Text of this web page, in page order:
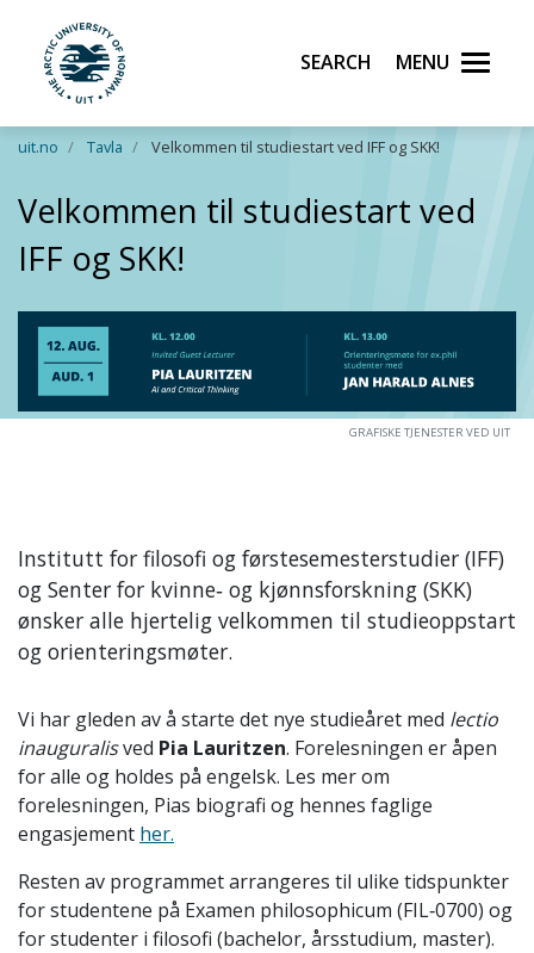
Skip to main content
UiT The Arctic University of Norway
Search Menu
uit.no Tavla Velkommen til studiestart ved IFF og SKK!
Velkommen til studiestart ved
IFF og SKK!
GRAFISKE TJENESTER VED UIT
Institutt for filosofi og førstesemesterstudier (IFF)
og Senter for kvinne‑ og kjønnsforskning (SKK)
ønsker alle hjertelig velkommen til studieoppstart
og orienteringsmøter.
Vi har gleden av å starte det nye studieåret med lectio
inauguralisved Pia Lauritzen. Forelesningen er åpen
for alle og holdes på engelsk. Les mer om
forelesningen, Pias biografi og hennes faglige
engasjement her.
Resten av programmet arrangeres til ulike tidspunkter
for studentene på Examen philosophicum (FIL‑0700) og
for studenter i filosofi (bachelor, årsstudium, master).